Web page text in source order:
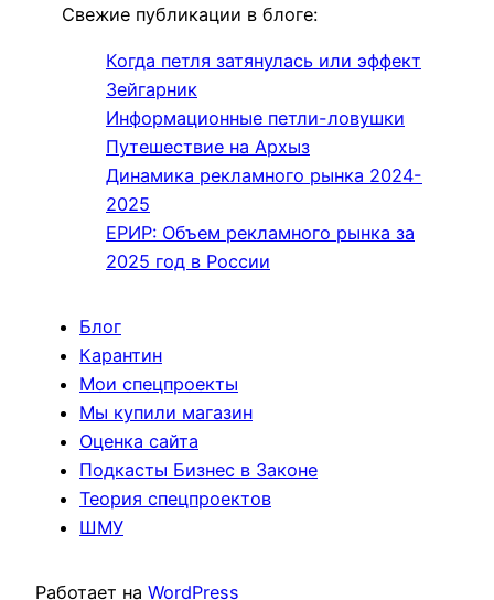
Свежие публикации в блоге:
Когда петля затянулась или эффект
Зейгарник
Информационные петли-ловушки
Путешествие на Архыз
Динамика рекламного рынка 2024-
2025
ЕРИР: Объем рекламного рынка за
2025 год в России
Блог
Карантин
Мои спецпроекты
Мы купили магазин
Оценка сайта
Подкасты Бизнес в Законе
Теория спецпроектов
ШМУ
Работает на WordPress